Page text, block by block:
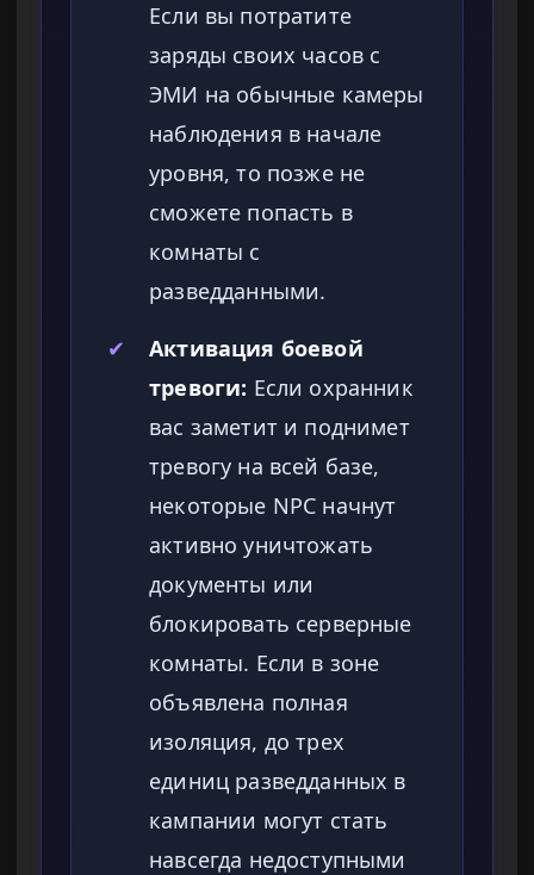
Если вы потратите
заряды своих часов с
ЭМИ на обычные камеры
наблюдения в начале
уровня, то позже не
сможете попасть в
комнаты с
разведданными.
✔
Активация боевой
тревоги: Если охранник
вас заметит и поднимет
тревогу на всей базе,
некоторые NPC начнут
активно уничтожать
документы или
блокировать серверные
комнаты. Если в зоне
объявлена полная
изоляция, до трех
единиц разведданных в
кампании могут стать
навсегда недоступными